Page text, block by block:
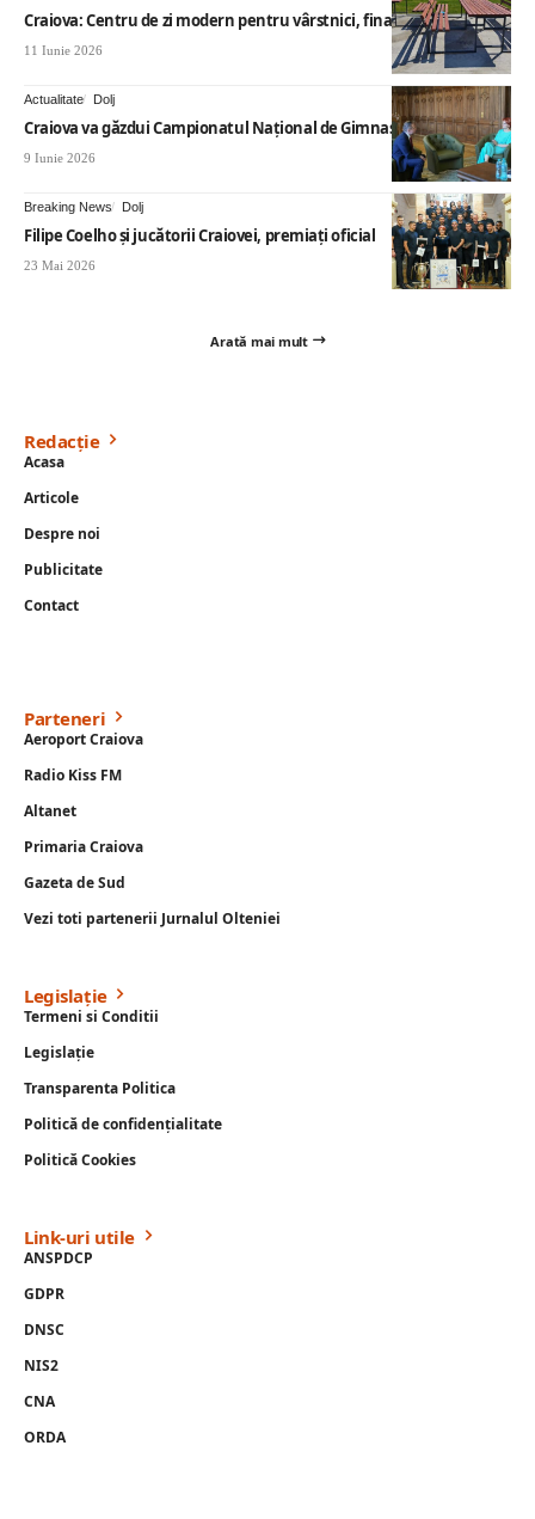
Craiova: Centru de zi modern pentru vârstnici, finalizat
11 Iunie 2026
Actualitate Dolj
Craiova va găzdui Campionatul Național de Gimnastică Aerobică
9 Iunie 2026
Breaking News Dolj
Filipe Coelho și jucătorii Craiovei, premiați oficial
23 Mai 2026
Arată mai mult
Redacție
Acasa
Articole
Despre noi
Publicitate
Contact
Parteneri
Aeroport Craiova
Radio Kiss FM
Altanet
Primaria Craiova
Gazeta de Sud
Vezi toti partenerii Jurnalul Olteniei
Legislație
Termeni si Conditii
Legislație
Transparenta Politica
Politică de confidențialitate
Politică Cookies
Link-uri utile
ANSPDCP
GDPR
DNSC
NIS2
CNA
ORDA